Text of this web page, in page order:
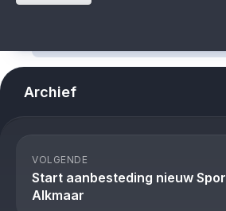
Archief
VOLGENDE
Start aanbesteding nieuw
Alkmaar